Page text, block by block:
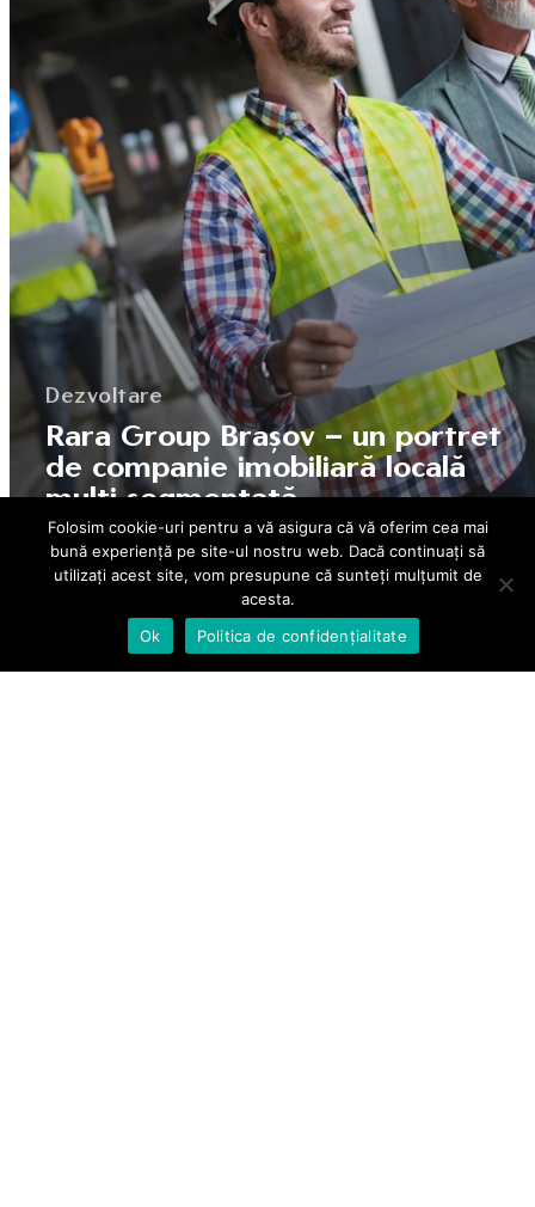
Dezvoltare
Rara Group Brașov – un portret
de companie imobiliară locală
multi-segmentată
Folosim cookie-uri pentru a vă asigura că vă oferim cea mai
bună experiență pe site-ul nostru web. Dacă continuați să
utilizați acest site, vom presupune că sunteți mulțumit de
acesta.
Ok
Politica de confidențialitate